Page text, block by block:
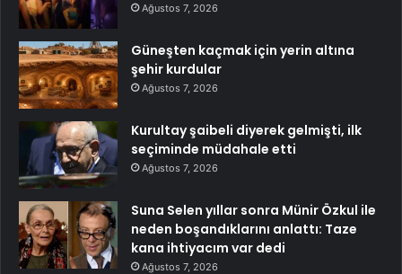
Ağustos 7, 2026
Güneşten kaçmak için yerin altına
şehir kurdular
Ağustos 7, 2026
Kurultay şaibeli diyerek gelmişti, ilk
seçiminde müdahale etti
Ağustos 7, 2026
Suna Selen yıllar sonra Münir Özkul ile
neden boşandıklarını anlattı: Taze
kana ihtiyacım var dedi
Ağustos 7, 2026